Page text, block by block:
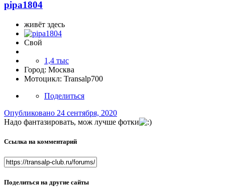
pipa1804
живёт здесь
Свой
1,4 тыс
Город: Москва
Мотоцикл: Transalp700
Поделиться
Опубликовано 24 сентября, 2020
Надо фантазировать, мож лучше фотки
Ссылка на комментарий
Поделиться на другие сайты